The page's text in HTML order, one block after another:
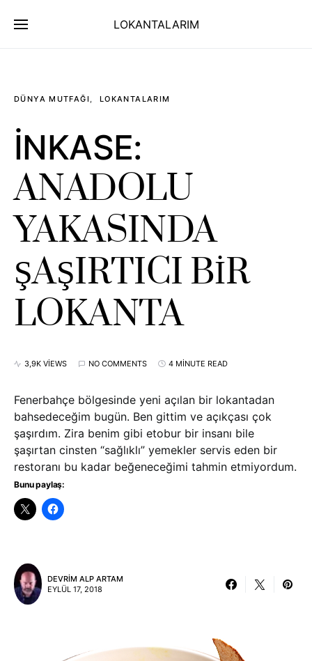
LOKANTALARIM
DÜNYA MUTFAĞI LOKANTALARIM
İNKASE:
ANADOLU
YAKASINDA
ŞAŞIRTICI BİR
LOKANTA
3,9K VIEWS NO COMMENTS 4 MINUTE READ
Fenerbahçe bölgesinde yeni açılan bir lokantadan
bahsedeceğim bugün. Ben gittim ve açıkçası çok
şaşırdım. Zira benim gibi etobur bir insanı bile
şaşırtan cinsten “sağlıklı” yemekler servis eden bir
restoranı bu kadar beğeneceğimi tahmin etmiyordum.
Bunu paylaş:
DEVRIM ALP ARTAM
EYLÜL 17, 2018